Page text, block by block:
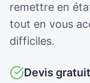
remettre en
tout en vous
difficiles.
Devis